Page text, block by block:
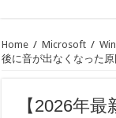
Home / Microsoft /
後に音が出なくなった
【2026年